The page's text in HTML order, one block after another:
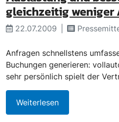
gleichzeitig weniger
22.07.2009
Anfragen schnellstens
Buchungen generieren:
sehr persönlich spielt der
Weiterlesen